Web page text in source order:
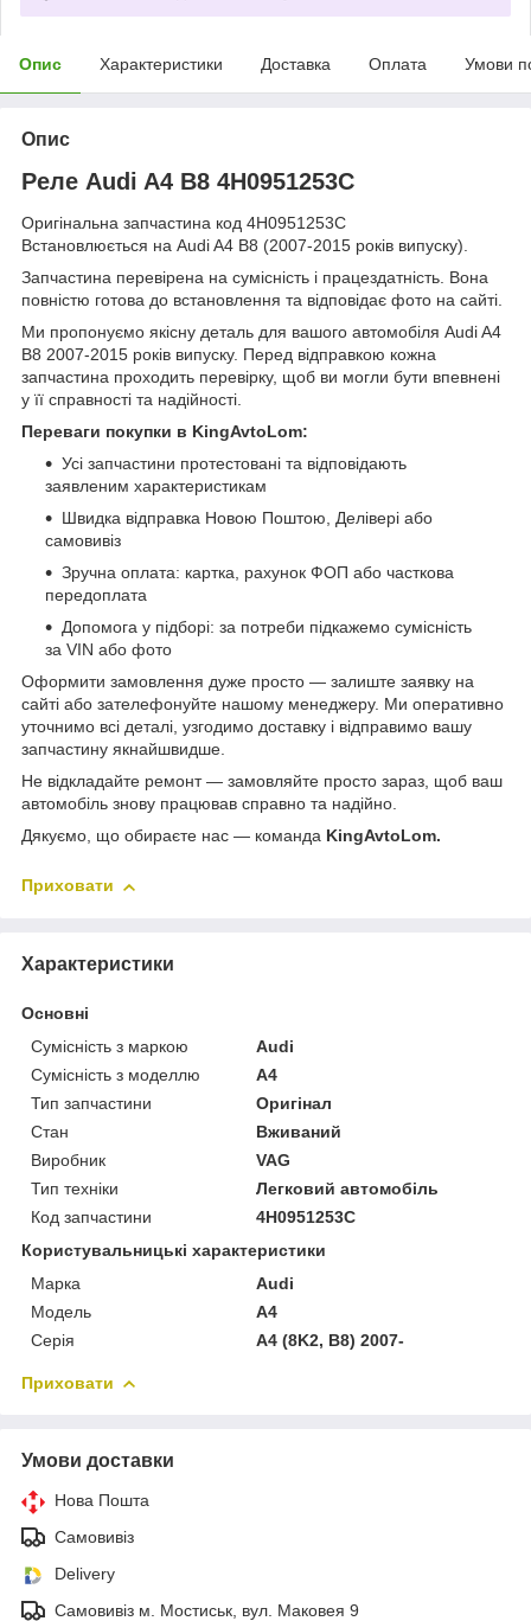
Опис Характеристики Доставка Оплата Умови
Опис
Реле Audi A4 B8 4H0951253C
Оригінальна запчастина код 4H0951253C
Встановлюється на Audi A4 B8 (2007-2015 років випуску).
Запчастина перевірена на сумісність і працездатність. Вона
повністю готова до встановлення та відповідає фото на сайті.
Ми пропонуємо якісну деталь для вашого автомобіля Audi A4
B8 2007-2015 років випуску. Перед відправкою кожна
запчастина проходить перевірку, щоб ви могли бути впевнені
у її справності та надійності.
Переваги покупки в KingAvtoLom:
Усі запчастини протестовані та відповідають
заявленим характеристикам
Швидка відправка Новою Поштою, Делівері або
самовивіз
Зручна оплата: картка, рахунок ФОП або часткова
передоплата
Допомога у підборі: за потреби підкажемо сумісність
за VIN або фото
Оформити замовлення дуже просто — залиште заявку на
сайті або зателефонуйте нашому менеджеру. Ми оперативно
уточнимо всі деталі, узгодимо доставку і відправимо вашу
запчастину якнайшвидше.
Не відкладайте ремонт — замовляйте просто зараз, щоб ваш
автомобіль знову працював справно та надійно.
Дякуємо, що обираєте нас — команда KingAvtoLom.
Приховати
Характеристики
Основні
Сумісність з маркою
Audi
Сумісність з моделлю
A4
Тип запчастини
Оригінал
Стан
Вживаний
Виробник
VAG
Тип техніки
Легковий автомобіль
Код запчастини
4H0951253C
Користувальницькі характеристики
Марка
Audi
Модель
A4
Серія
A4 (8K2, B8) 2007-
Приховати
Умови доставки
Нова Пошта
Самовивіз
Delivery
Самовивіз м. Мостиськ, вул. Маковея 9